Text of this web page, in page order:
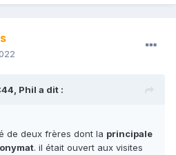
Phil a dit :
de deux frères dont la principale
. il était ouvert aux visites